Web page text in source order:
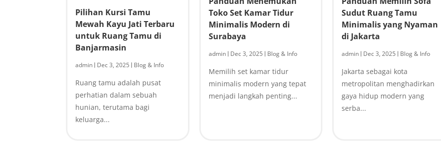
Pilihan Kursi Tamu
Mewah Kayu Jati Terbaru
untuk Ruang Tamu di
Banjarmasin
admin | Dec 3, 2025 | Blog & Info
Ruang tamu adalah pusat
perhatian dalam sebuah
hunian, terutama bagi
keluarga...
Toko Set Kamar Tidur
Minimalis Modern di
Surabaya
admin | Dec 3, 2025 | Blog & Info
Memilih set kamar tidur
minimalis modern yang tepat
menjadi langkah penting...
Sudut Ruang Tamu
Minimalis yang Nyaman
di Jakarta
admin | Dec 3, 2025 | Blog & Info
Jakarta sebagai kota
metropolitan menghadirkan
gaya hidup modern yang
serba...